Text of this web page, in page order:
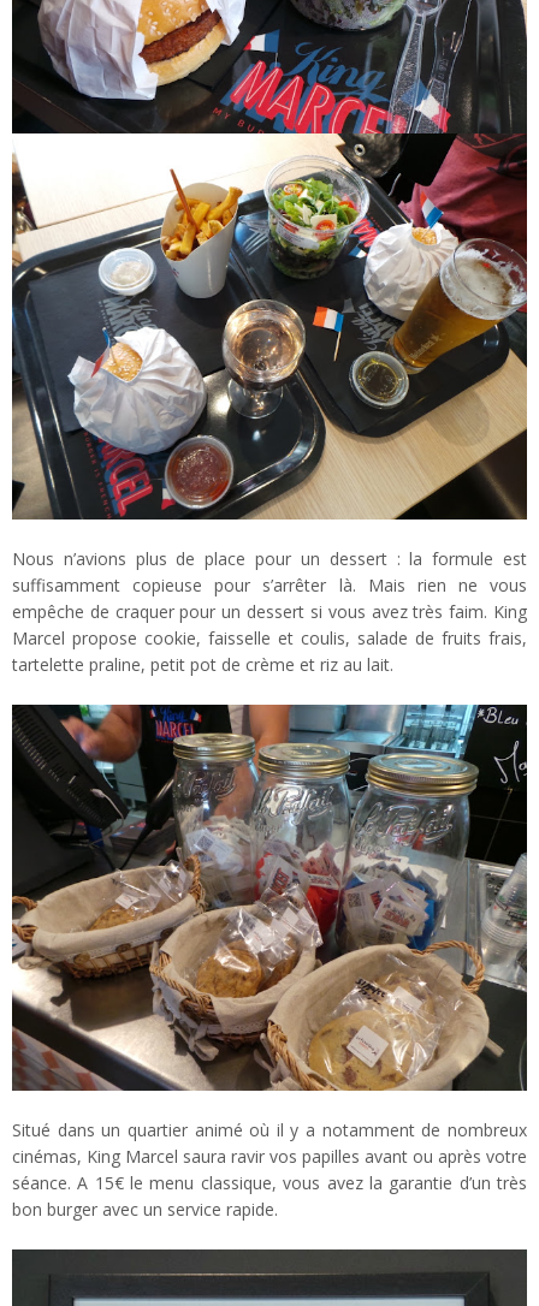
Nous n’avions plus de place pour un dessert : la formule est
suffisamment copieuse pour s’arrêter là. Mais rien ne vous
empêche de craquer pour un dessert si vous avez très faim. King
Marcel propose cookie, faisselle et coulis, salade de fruits frais,
tartelette praline, petit pot de crème et riz au lait.
Situé dans un quartier animé où il y a notamment de nombreux
cinémas, King Marcel saura ravir vos papilles avant ou après votre
séance. A 15€ le menu classique, vous avez la garantie d’un très
bon burger avec un service rapide.